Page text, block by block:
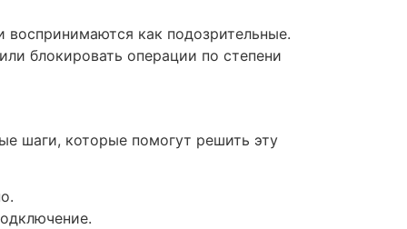
как подозрительные.
блокировать операции по степени
шаги, которые помогут решить эту